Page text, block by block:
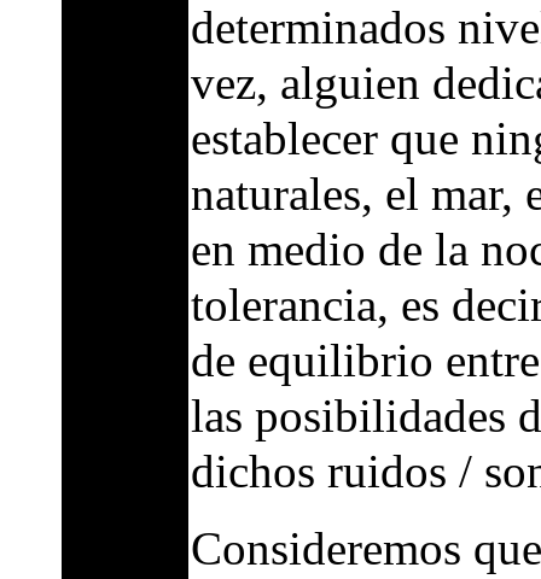
determinados
vez, alguien
establecer que
naturales, el mar,
en medio de la
tolerancia, es
de equilibrio
las posibilidades
dichos ruidos /
Consideremos